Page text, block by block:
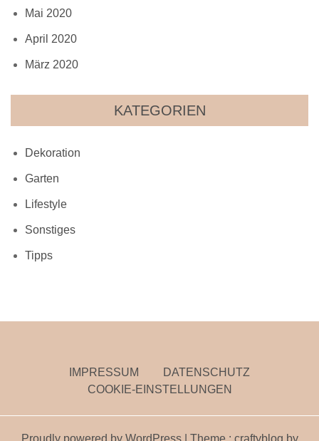
Mai 2020
April 2020
März 2020
KATEGORIEN
Dekoration
Garten
Lifestyle
Sonstiges
Tipps
IMPRESSUM
DATENSCHUTZ
COOKIE-EINSTELLUNGEN
Proudly powered by WordPress Theme : craftyblog by